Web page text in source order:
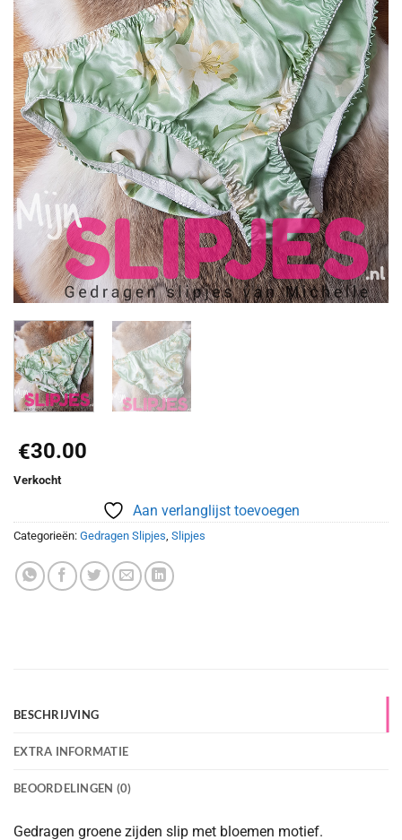
€30.00
Verkocht
Aan verlanglijst toevoegen
Categorieën: Gedragen Slipjes Slipjes
BESCHRIJVING
EXTRA INFORMATIE
BEOORDELINGEN (0)
Gedragen groene zijden slip met bloemen motief.